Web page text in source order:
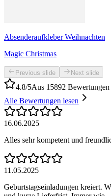
Absenderaufkleber Weihnachten
Magic Christmas
Previous slide Next slide
4.8/5Aus 15892 Bewertungen
Alle Bewertungen lesen
16.06.2025
Alles sehr kompetent und
11.05.2025
Geburtstagseinladungen kreiert.